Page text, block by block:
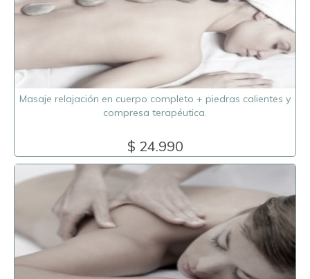
Masaje relajación en cuerpo completo + piedras calientes y
compresa terapéutica.
$ 24.990